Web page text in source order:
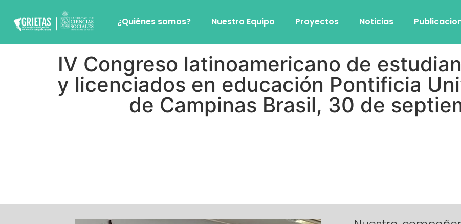
¿Quiénes somos? Nuestro Equipo Proyectos Noticias
IV Congreso latinoamericano de
y licenciados en educación Pontificia
de Campinas Brasil, 30 de